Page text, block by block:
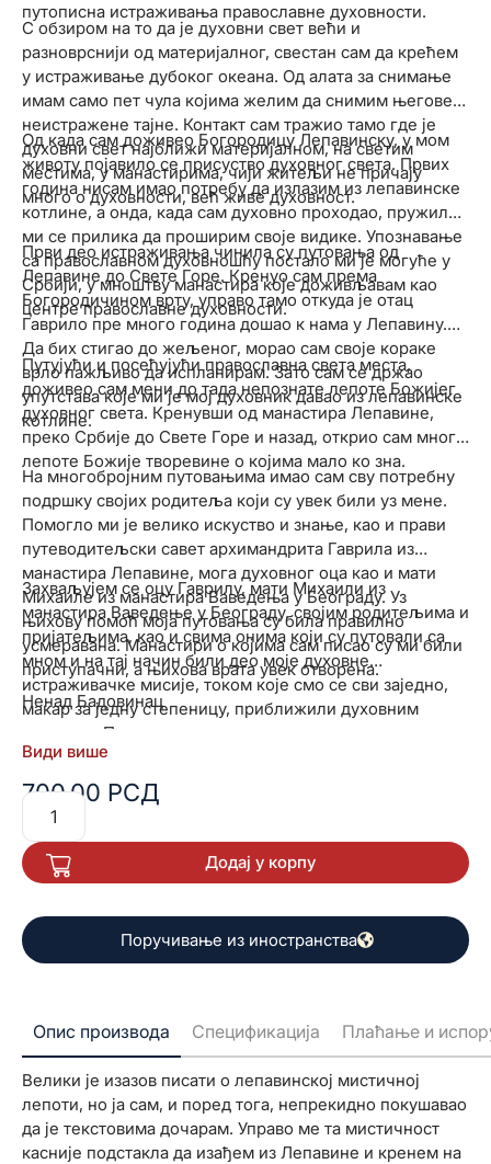
путописна истраживања православне духовности.
С обзиром на то да је духовни свет већи и
разноврснији од материјалног, свестан сам да крећем
у истраживање дубоког океана. Од алата за снимање
имам само пет чула којима желим да снимим његове
неистражене тајне. Контакт сам тражио тамо где је
духовни свет најближи материјалном, на светим
местима, у манастирима, чији житељи не причају
много о духовности, већ живе духовност.
Од када сам доживео Богородицу Лепавинску, у мом
животу појавило се присуство духовног света. Првих
година нисам имао потребу да излазим из лепавинске
котлине, а онда, када сам духовно проходао, пружила
ми се прилика да проширим своје видике. Упознавање
са православном духовношћу постало ми је могуће у
Србији, у мноштву манастира које доживљавам као
центре православне духовности.
Први део истраживања чинила су путовања од
Лепавине до Свете Горе. Кренуо сам према
Богородичином врту, управо тамо откуда је отац
Гаврило пре много година дошао к нама у Лепавину.
Да бих стигао до жељеног, морао сам своје кораке
врло пажљиво да испланирам. Зато сам се држао
упутстава које ми је мој духовник давао из лепавинске
котлине.
Путујући и посећујући православна света места,
доживео сам мени до тада непознате лепоте Божијег
духовног света. Кренувши од манастира Лепавине,
преко Србије до Свете Горе и назад, открио сам многе
лепоте Божије творевине о којима мало ко зна.
На многобројним путовањима имао сам сву потребну
подршку својих родитеља који су увек били уз мене.
Помогло ми је велико искуство и знање, као и прави
путеводитељски савет архимандрита Гаврила из
манастира Лепавине, мога духовног оца као и мати
Михаиле из манастира Ваведења у Београду. Уз
њихову помоћ моја путовања су била правилно
усмеравана. Манастири о којима сам писао су ми били
приступачни, а њихова врата увек отворена.
Захваљујем се оцу Гаврилу, мати Михаили из
манастира Ваведење у Београду, својим родитељима и
пријатељима, као и свима онима који су путовали са
мном и на тај начин били део моје духовне
истраживачке мисије, током које смо се сви заједно,
макар за једну степеницу, приближили духовним
лепотама Православља.
Ненад Бадовинац
Види више
700,00 РСД
Додај у корпу
Поручивање из иностранства
Опис производа Спецификација Плаћање и
Велики је изазов писати о лепавинској мистичној
лепоти, но ја сам, и поред тога, непрекидно покушавао
да је текстовима дочарам. Управо ме та мистичност
касније подстакла да изађем из Лепавине и кренем на